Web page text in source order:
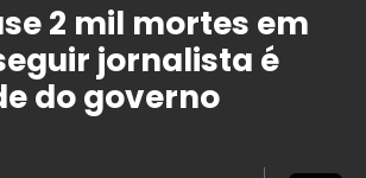
2 mil mortes em
jornalista é
do governo